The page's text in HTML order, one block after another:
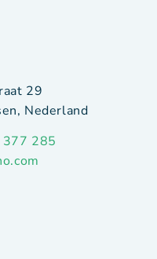
29
Nederland
285